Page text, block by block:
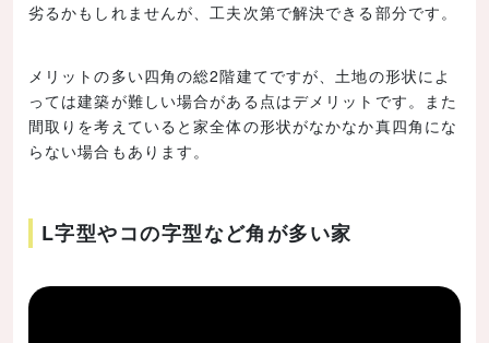
劣るかもしれませんが、工夫次第で解決できる部分です。
メリットの多い四角の総2階建てですが、土地の形状によ
っては建築が難しい場合がある点はデメリットです。また
間取りを考えていると家全体の形状がなかなか真四角にな
らない場合もあります。
L字型やコの字型など角が多い家